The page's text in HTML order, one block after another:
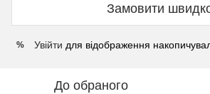
Замовити
% Увійти для відображення
До обраного